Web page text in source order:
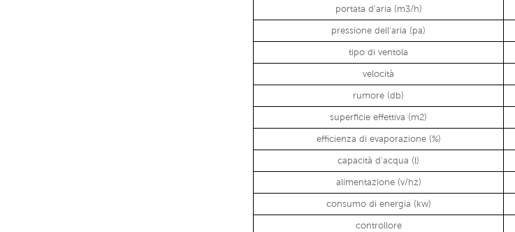
portata d'aria (m3/h)
pressione dell'aria (pa)
tipo di ventola
velocità
rumore (db)
superficie effettiva (m2)
efficienza di evaporazione (%)
capacità d'acqua (l)
alimentazione (v/hz)
consumo di energia (kw)
controllore